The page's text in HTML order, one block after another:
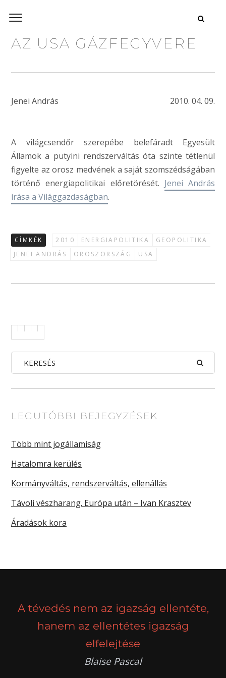
AZ USA GÁZFEGYVERE
Jenei András 2010. 04. 09.
A világcsendőr szerepébe belefáradt Egyesült
Államok a putyini rendszerváltás óta szinte tétlenül
figyelte az orosz medvének a saját szomszédságában
történő energiapolitikai előretörését. Jenei András
írása a Világgazdaságban.
CÍMKÉK 2010 ENERGIAPOLITIKA
GEOPOLITIKA
JENEI ANDRÁS
OROSZORSZÁG USA
LEGUTÓBBI BEJEGYZÉSEK
Több mint jogállamiság
Hatalomra kerülés
Kormányváltás, rendszerváltás, ellenállás
Távoli vészharang. Európa után – Ivan Krasztev
Áradások kora
A tévedés nem az igazság ellentéte,
hanem az ellentétes igazság
elfelejtése
Blaise Pascal